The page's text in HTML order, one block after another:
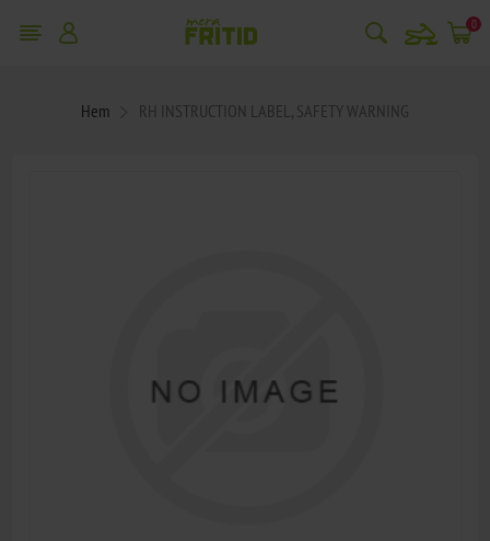
snowmobile 0
Hem RH INSTRUCTION LABEL, SAFETY WARNING